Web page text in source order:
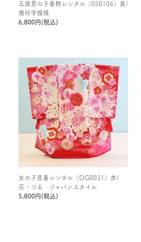
五歳男の子着物レンタル（050106）黄/
幾何学模様
6,800円(税込)
女の子産着レンタル（OG0031）赤/
花・つる ジャパンスタイル
5,800円(税込)